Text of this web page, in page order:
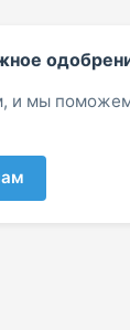
и мы поможем